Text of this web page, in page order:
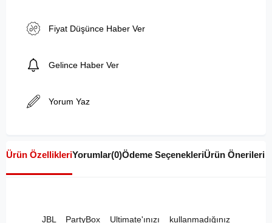
Fiyat Düşünce Haber Ver
Gelince Haber Ver
Yorum Yaz
Ürün ÖzellikleriYorumlar(0)Ödeme SeçenekleriÜrün Önerileri
JBL PartyBox Ultimate'ınızı kullanmadığınız